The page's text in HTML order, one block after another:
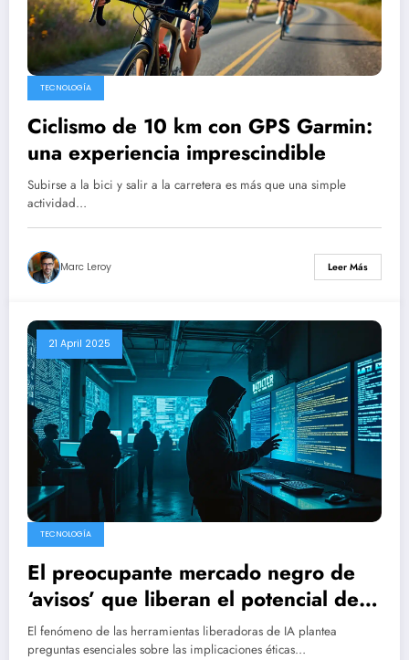
TECNOLOGÍA
Ciclismo de 10 km con GPS Garmin:
una experiencia imprescindible
Subirse a la bici y salir a la carretera es más que una simple
actividad…
Marc Leroy Leer Más
21 April 2025
TECNOLOGÍA
El preocupante mercado negro de
‘avisos’ que liberan el potencial de la
IA
El fenómeno de las herramientas liberadoras de IA plantea
preguntas esenciales sobre las implicaciones éticas…